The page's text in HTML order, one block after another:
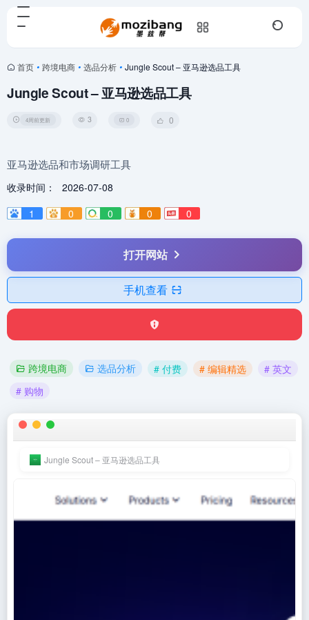
首页 • 跨境电商 • 选品分析 • Jungle Scout – 亚马逊选品工具
Jungle Scout – 亚马逊选品工具
4周前更新 3 0 0
亚马逊选品和市场调研工具
收录时间：
2026-07-08
1
0 0 0 0
打开网站
手机查看
跨境电商 选品分析 # 付费 # 编辑精选
# 英文
# 购物
Jungle Scout – 亚马逊选品工具